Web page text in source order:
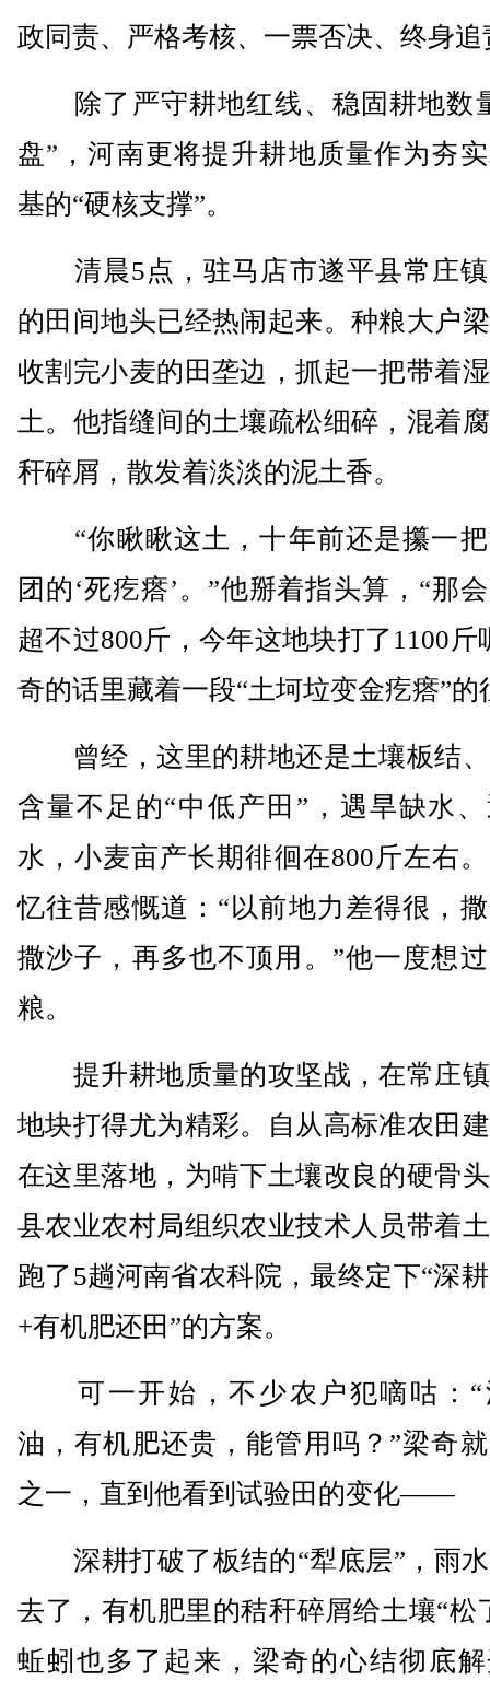
政同责、严格考核、一票否决、终身追
除了严守耕地红线、稳固耕地数
盘”，河南更将提升耕地质量作为夯
基的“硬核支撑”。
清晨5点，驻马店市遂平县常庄镇
的田间地头已经热闹起来。种粮大户
收割完小麦的田垄边，抓起一把带着
土。他指缝间的土壤疏松细碎，混着
秆碎屑，散发着淡淡的泥土香。
“你瞅瞅这土，十年前还是攥一把
团的‘死疙瘩’。”他掰着指头算，“那
超不过800斤，今年这地块打了1100斤
奇的话里藏着一段“土坷垃变金疙瘩”的
曾经，这里的耕地还是土壤板结
含量不足的“中低产田”，遇旱缺水
水，小麦亩产长期徘徊在800斤左右
忆往昔感慨道：“以前地力差得很，
撒沙子，再多也不顶用。”他一度想
粮。
提升耕地质量的攻坚战，在常庄
地块打得尤为精彩。自从高标准农田
在这里落地，为啃下土壤改良的硬骨
县农业农村局组织农业技术人员带着
跑了5趟河南省农科院，最终定下“深
+有机肥还田”的方案。
可一开始，不少农户犯嘀咕：“
油，有机肥还贵，能管用吗？”梁奇
之一，直到他看到试验田的变化——
深耕打破了板结的“犁底层”，雨
去了，有机肥里的秸秆碎屑给土壤“松
蚯蚓也多了起来，梁奇的心结彻底